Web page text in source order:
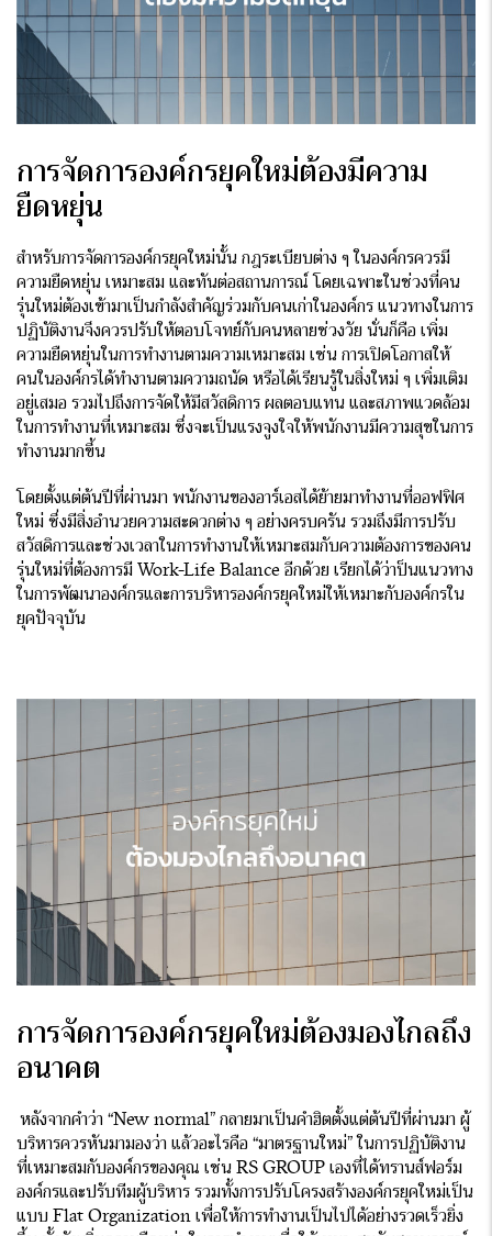
การจัดการองค์กรยุคใหม่ต้องมีความ
ยืดหยุ่น
สำหรับการจัดการองค์กรยุคใหม่นั้น กฎระเบียบต่าง ๆ ในองค์กรควรมี
ความยืดหยุ่น เหมาะสม และทันต่อสถานการณ์ โดยเฉพาะในช่วงที่คน
รุ่นใหม่ต้องเข้ามาเป็นกำลังสำคัญร่วมกับคนเก่าในองค์กร แนวทางในการ
ปฏิบัติงานจึงควรปรับให้ตอบโจทย์กับคนหลายช่วงวัย นั่นก็คือ เพิ่ม
ความยืดหยุ่นในการทำงานตามความเหมาะสม เช่น การเปิดโอกาสให้
คนในองค์กรได้ทำงานตามความถนัด หรือได้เรียนรู้ในสิ่งใหม่ ๆ เพิ่มเติม
อยู่เสมอ รวมไปถึงการจัดให้มีสวัสดิการ ผลตอบแทน และสภาพแวดล้อม
ในการทำงานที่เหมาะสม ซึ่งจะเป็นแรงจูงใจให้พนักงานมีความสุขในการ
ทำงานมากขึ้น
โดยตั้งแต่ต้นปีที่ผ่านมา พนักงานของอาร์เอสได้ย้ายมาทำงานที่ออฟฟิศ
ใหม่ ซึ่งมีสิ่งอำนวยความสะดวกต่าง ๆ อย่างครบครัน รวมถึงมีการปรับ
สวัสดิการและช่วงเวลาในการทำงานให้เหมาะสมกับความต้องการของคน
รุ่นใหม่ที่ต้องการมี Work-Life Balance อีกด้วย เรียกได้ว่าป็นแนวทาง
ในการพัฒนาองค์กรและการบริหารองค์กรยุคใหม่ให้เหมาะกับองค์กรใน
ยุคปัจจุบัน
การจัดการองค์กรยุคใหม่ต้องมองไกลถึง
อนาคต
หลังจากคำว่า “New normal” กลายมาเป็นคำฮิตตั้งแต่ต้นปีที่ผ่านมา ผู้
บริหารควรหันมามองว่า แล้วอะไรคือ “มาตรฐานใหม่” ในการปฏิบัติงาน
ที่เหมาะสมกับองค์กรของคุณ เช่น RS GROUP เองที่ได้ทรานส์ฟอร์ม
องค์กรและปรับทีมผู้บริหาร รวมทั้งการปรับโครงสร้างองค์กรยุคใหม่เป็น
แบบ Flat Organization เพื่อให้การทำงานเป็นไปได้อย่างรวดเร็วยิ่ง